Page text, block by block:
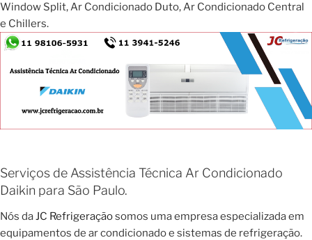
Window Split, Ar Condicionado Duto, Ar Condicionado Central
e Chillers.
Serviços de Assistência Técnica Ar Condicionado
Daikin para São Paulo.
Nós daJC Refrigeraçãosomos uma empresa especializada em
equipamentos de ar condicionado e sistemas de refrigeração.